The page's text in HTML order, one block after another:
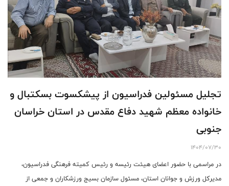
تجلیل مسئولین فدراسیون از پیشکسوت بسکتبال و
خانواده معظم شهید دفاع مقدس در استان خراسان
جنوبی
1404/07/30
در مراسمی با حضور اعضای هیئت رئیسه و رئیس کمیته فرهنگی فدراسیون،
مدیرکل ورزش و جوانان استان، مسئول سازمان بسیج ورزشکاران و جمعی از